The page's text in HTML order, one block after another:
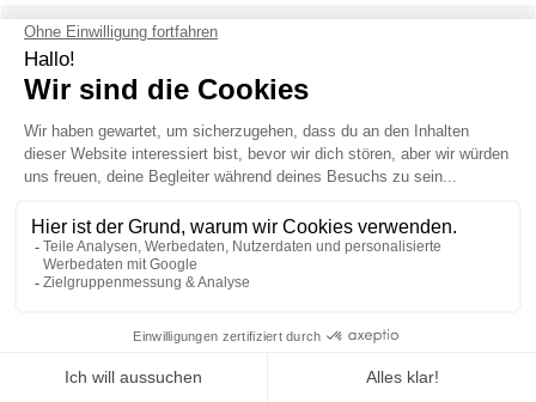
WAS IST ENTHALTEN?
Zimmer für 2,3 oder 4 Personen im 2* Hotel in
der Innenstadt
Frühstück ist zusätzlich buchbar
2* HOTEL IN LISSABON : INFORMATION
Mein JGA in Lissabon